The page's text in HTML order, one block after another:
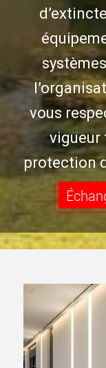
vous
vigueur
protection